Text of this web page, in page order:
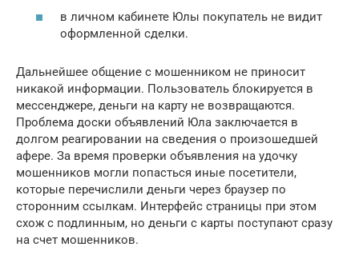
в личном кабинете Юлы покупатель не видит
оформленной сделки.
Дальнейшее общение с мошенником не приносит
никакой информации. Пользователь блокируется в
мессенджере, деньги на карту не возвращаются.
Проблема доски объявлений Юла заключается в
долгом реагировании на сведения о произошедшей
афере. За время проверки объявления на удочку
мошенников могли попасться иные посетители,
которые перечислили деньги через браузер по
сторонним ссылкам. Интерфейс страницы при этом
схож с подлинным, но деньги с карты поступают сразу
на счет мошенников.